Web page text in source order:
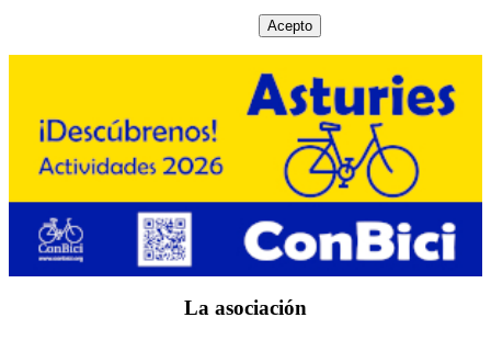
Acepto
La asociación